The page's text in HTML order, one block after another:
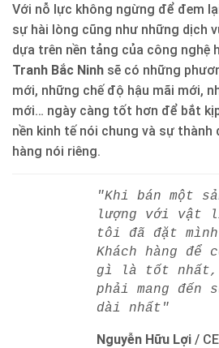
Với nỗ lực không ngừng để đem
sự hài lòng cũng như những dịch
dựa trên nền tảng của công nghệ
Tranh Bắc Ninh sẽ có những
mới, những chế độ hậu mãi mới,
mới… ngày càng tốt hơn để bắt
nền kinh tế nói chung và sự thành
hàng nói riêng.
"Khi bán một
lượng với vật
tôi đã đặt
Khách hàng để
gì là tốt nhất,
phải mang đến
dài nhất"
Nguyễn Hữu Lợi /